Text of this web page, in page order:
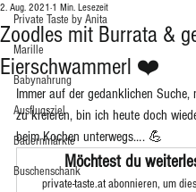
Private Taste by Anita
Marille
Babynahrung
Ausflugsziel
Bauernmärkte
Buschenschank
Zoodles mit Burrata &
Eierschwammerl ❤️
2. Aug. 2021 1 Min. Lesezeit
Immer auf der gedanklichen Suche,
zu kreieren, bin ich heute doch
beim Kochen unterwegs…. 💪
Möchtest du
private-taste.at abonnieren, um